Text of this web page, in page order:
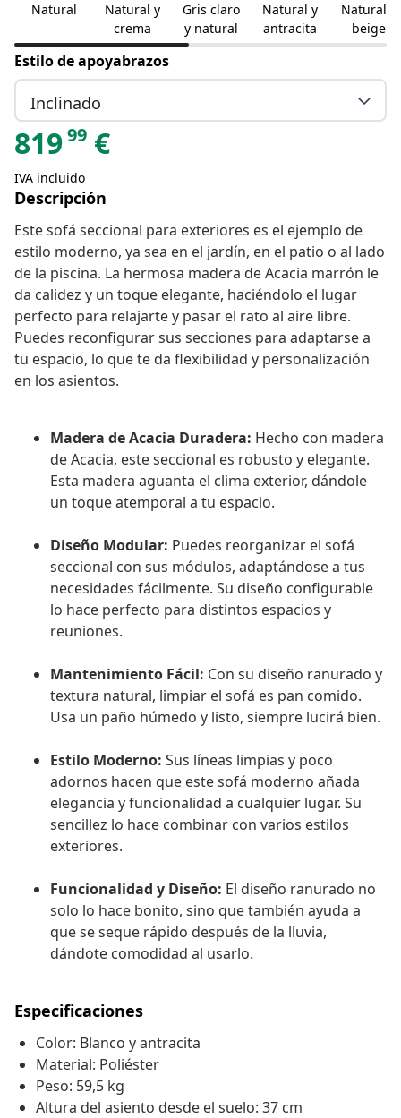
Natural
Natural y
crema
Gris claro
y natural
Natural y
antracita
Natural y
beige
Estilo de apoyabrazos
Inclinado
81999 €
IVA incluido
Descripción
Este sofá seccional para exteriores es el ejemplo de
estilo moderno, ya sea en el jardín, en el patio o al lado
de la piscina. La hermosa madera de Acacia marrón le
da calidez y un toque elegante, haciéndolo el lugar
perfecto para relajarte y pasar el rato al aire libre.
Puedes reconfigurar sus secciones para adaptarse a
tu espacio, lo que te da flexibilidad y personalización
en los asientos.
Madera de Acacia Duradera: Hecho con madera
de Acacia, este seccional es robusto y elegante.
Esta madera aguanta el clima exterior, dándole
un toque atemporal a tu espacio.
Diseño Modular: Puedes reorganizar el sofá
seccional con sus módulos, adaptándose a tus
necesidades fácilmente. Su diseño configurable
lo hace perfecto para distintos espacios y
reuniones.
Mantenimiento Fácil: Con su diseño ranurado y
textura natural, limpiar el sofá es pan comido.
Usa un paño húmedo y listo, siempre lucirá bien.
Estilo Moderno: Sus líneas limpias y poco
adornos hacen que este sofá moderno añada
elegancia y funcionalidad a cualquier lugar. Su
sencillez lo hace combinar con varios estilos
exteriores.
Funcionalidad y Diseño: El diseño ranurado no
solo lo hace bonito, sino que también ayuda a
que se seque rápido después de la lluvia,
dándote comodidad al usarlo.
Especificaciones
Color: Blanco y antracita
Material: Poliéster
Peso: 59,5 kg
Altura del asiento desde el suelo: 37 cm